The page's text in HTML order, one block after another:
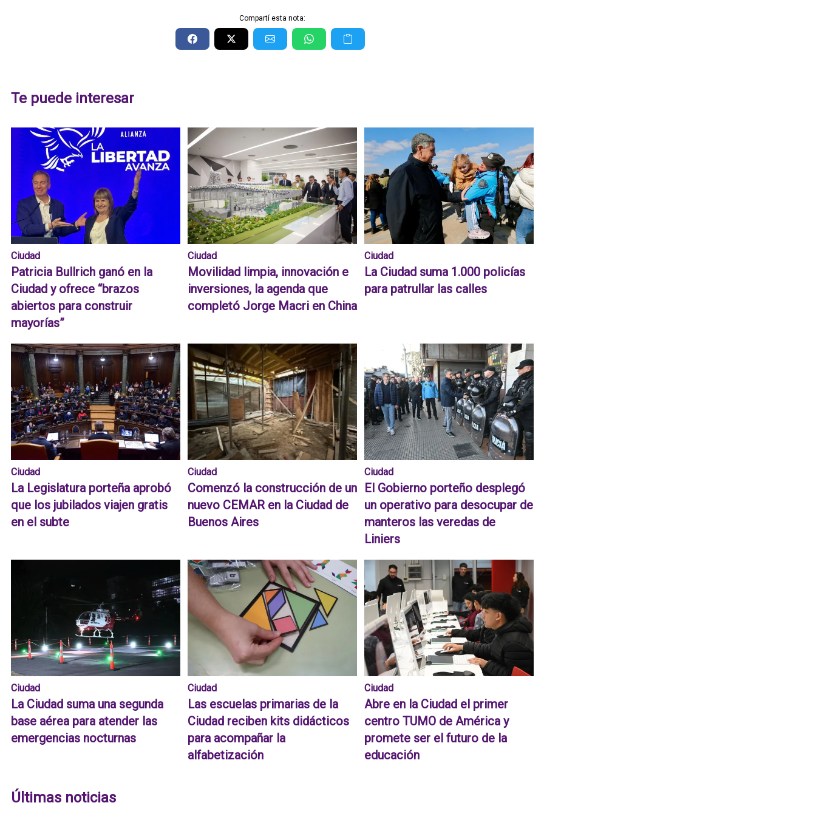
Compartí esta nota:
Te puede interesar
Ciudad
Patricia Bullrich ganó en la
Ciudad y ofrece “brazos
abiertos para construir
mayorías”
Ciudad
Movilidad limpia, innovación e
inversiones, la agenda que
completó Jorge Macri en China
Ciudad
La Ciudad suma 1.000 policías
para patrullar las calles
Ciudad
La Legislatura porteña aprobó
que los jubilados viajen gratis
en el subte
Ciudad
Comenzó la construcción de un
nuevo CEMAR en la Ciudad de
Buenos Aires
Ciudad
El Gobierno porteño desplegó
un operativo para desocupar de
manteros las veredas de
Liniers
Ciudad
La Ciudad suma una segunda
base aérea para atender las
emergencias nocturnas
Ciudad
Las escuelas primarias de la
Ciudad reciben kits didácticos
para acompañar la
alfabetización
Ciudad
Abre en la Ciudad el primer
centro TUMO de América y
promete ser el futuro de la
educación
Últimas noticias